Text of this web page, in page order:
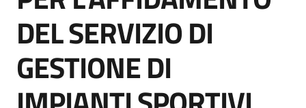
Piattaforme
telematiche
DEL SERVIZIO DI
GESTIONE DI